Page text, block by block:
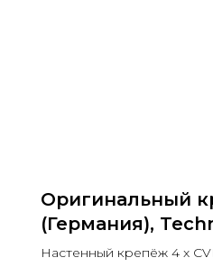
Оригинальный
(Германия),
0325
Настенный крепёж 4 x